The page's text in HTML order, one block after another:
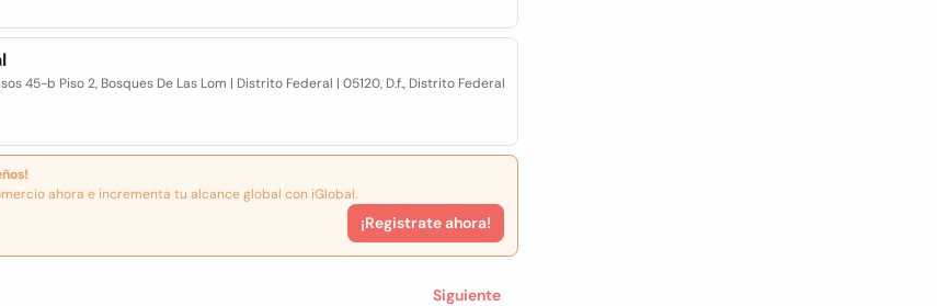
45-b Piso 2, Bosques De Las Lom | Distrito Federal | 05120, D.f., Distrito Federal
ahora e incrementa tu alcance global con iGlobal.
¡Registrate ahora!
Siguiente